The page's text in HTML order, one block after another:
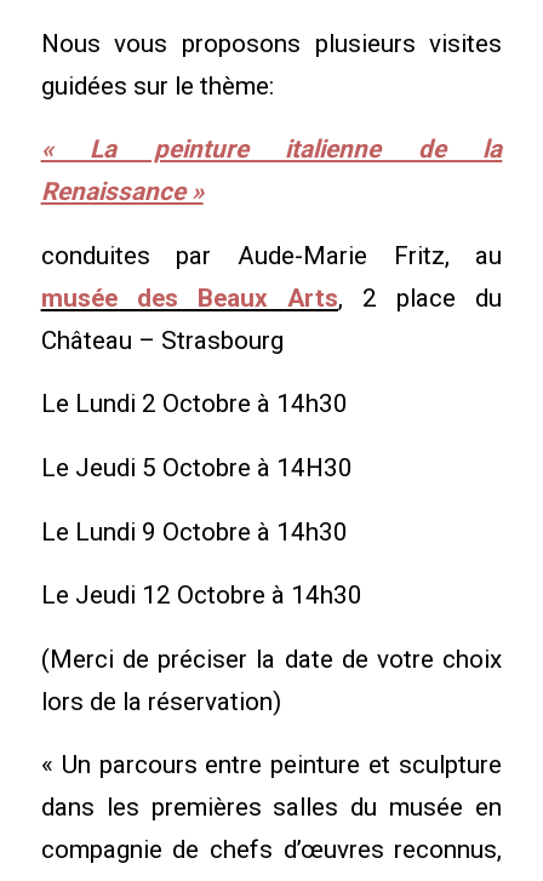
Nous vous proposons plusieurs visites
guidées sur le thème:
« La peinture italienne de la
Renaissance »
conduites par Aude-Marie Fritz, au
musée des Beaux Arts, 2 place du
Château – Strasbourg
Le Lundi 2 Octobre à 14h30
Le Jeudi 5 Octobre à 14H30
Le Lundi 9 Octobre à 14h30
Le Jeudi 12 Octobre à 14h30
(Merci de préciser la date de votre choix
lors de la réservation)
« Un parcours entre peinture et sculpture
dans les premières salles du musée en
compagnie de chefs d’œuvres reconnus,